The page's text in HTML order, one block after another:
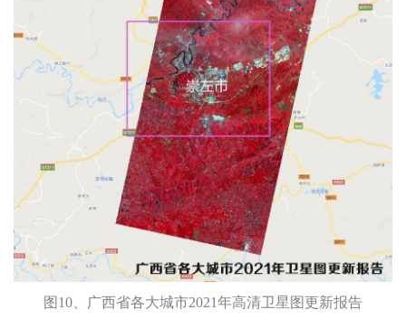
图10、广西省各大城市2021年高清卫星图更新报告